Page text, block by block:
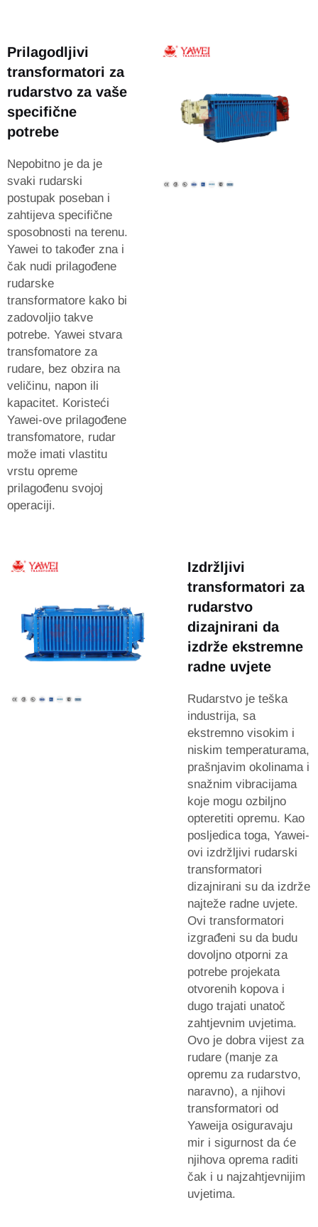
Prilagodljivi
transformatori za
rudarstvo za vaše
specifične
potrebe
Nepobitno je da je
svaki rudarski
postupak poseban i
zahtijeva specifične
sposobnosti na terenu.
Yawei to također zna i
čak nudi prilagođene
rudarske
transformatore kako bi
zadovoljio takve
potrebe. Yawei stvara
transfomatore za
rudare, bez obzira na
veličinu, napon ili
kapacitet. Koristeći
Yawei-ove prilagođene
transfomatore, rudar
može imati vlastitu
vrstu opreme
prilagođenu svojoj
operaciji.
Izdržljivi
transformatori za
rudarstvo
dizajnirani da
izdrže ekstremne
radne uvjete
Rudarstvo je teška
industrija, sa
ekstremno visokim i
niskim temperaturama,
prašnjavim okolinama i
snažnim vibracijama
koje mogu ozbiljno
opteretiti opremu. Kao
posljedica toga, Yawei-
ovi izdržljivi rudarski
transformatori
dizajnirani su da izdrže
najteže radne uvjete.
Ovi transformatori
izgrađeni su da budu
dovoljno otporni za
potrebe projekata
otvorenih kopova i
dugo trajati unatoč
zahtjevnim uvjetima.
Ovo je dobra vijest za
rudare (manje za
opremu za rudarstvo,
naravno), a njihovi
transformatori od
Yaweija osiguravaju
mir i sigurnost da će
njihova oprema raditi
čak i u najzahtjevnijim
uvjetima.